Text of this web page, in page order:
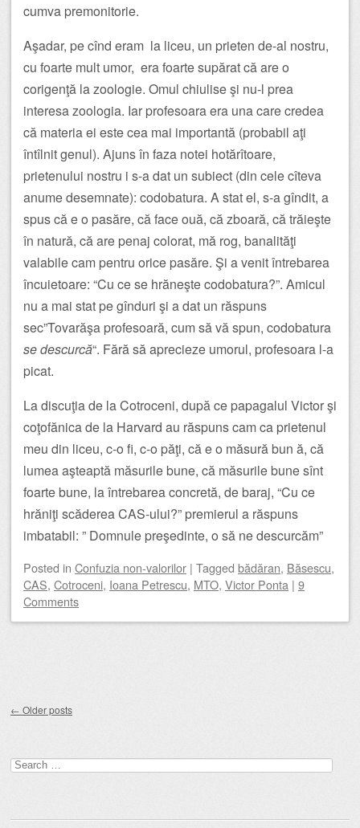
cumva premonitorie.
Aşadar, pe cînd eram la liceu, un prieten de-al nostru,
cu foarte mult umor, era foarte supărat că are o
corigenţă la zoologie. Omul chiulise şi nu-l prea
interesa zoologia. Iar profesoara era una care credea
că materia ei este cea mai importantă (probabil aţi
întîlnit genul). Ajuns în faza notei hotărîtoare,
prietenului nostru i s-a dat un subiect (din cele cîteva
anume desemnate): codobatura. A stat el, s-a gîndit, a
spus că e o pasăre, că face ouă, că zboară, că trăieşte
în natură, că are penaj colorat, mă rog, banalităţi
valabile cam pentru orice pasăre. Şi a venit întrebarea
încuietoare: “Cu ce se hrăneşte codobatura?”. Amicul
nu a mai stat pe gînduri şi a dat un răspuns
sec”Tovarăşa profesoară, cum să vă spun, codobatura
se descurcă“. Fără să aprecieze umorul, profesoara l-a
picat.
La discuţia de la Cotroceni, după ce papagalul Victor şi
coţofănica de la Harvard au răspuns cam ca prietenul
meu din liceu, c-o fi, c-o păţi, că e o măsură bun ă, că
lumea aşteaptă măsurile bune, că măsurile bune sînt
foarte bune, la întrebarea concretă, de baraj, “Cu ce
hrăniţi scăderea CAS-ului?” premierul a răspuns
imbatabil: ” Domnule preşedinte, o să ne descurcăm”
Posted in Confuzia non-valorilor | Tagged bădăran, Băsescu,
CAS, Cotroceni, Ioana Petrescu, MTO, Victor Ponta | 9
Comments
← Older posts
Search
for: